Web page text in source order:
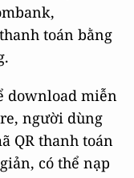
toán bằng
download miễn
người dùng
QR thanh toán
có thể nạp